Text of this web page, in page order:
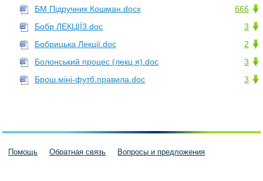
666
БМ Підручник Кошман.docx
3
Бобр ЛЕКЦІЇ3.doc
2
Бобрицька Лекції.doc
3
Болонський процес (лекц я).doc
3
Брош.міні-футб.правила.doc
Помощь Обратная связь Вопросы и предложения